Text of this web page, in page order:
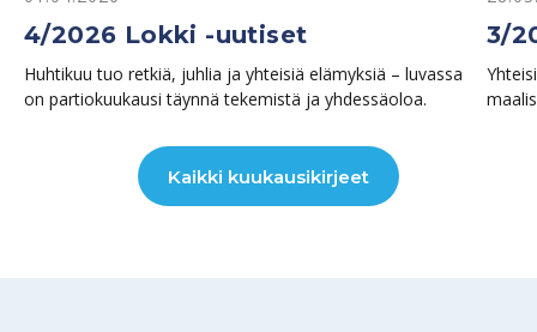
4/2026 Lokki -uutiset
Huhtikuu tuo retkiä, juhlia ja yhteisiä elämyksiä – luvassa
on partiokuukausi täynnä tekemistä ja yhdessäoloa.
3/
Kaikki kuukausikirjeet